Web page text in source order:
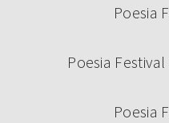
Poesia
Poesia
Poesia